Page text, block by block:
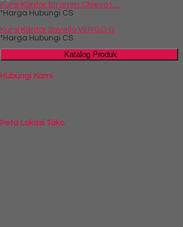
Kursi Kantor Stramm Chievo I ....
*Harga Hubungi CS
Kursi Kantor Savello VERGO G
*Harga Hubungi CS
Katalog Produk
Hubungi Kami
Peta Lokasi Toko